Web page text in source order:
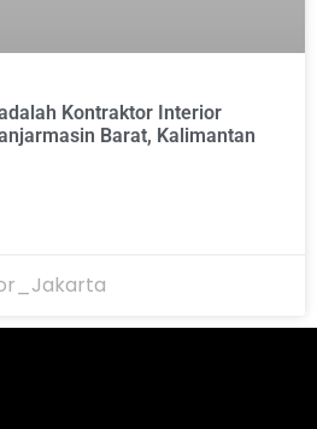
Kontraktor Interior
Barat, Kalimantan